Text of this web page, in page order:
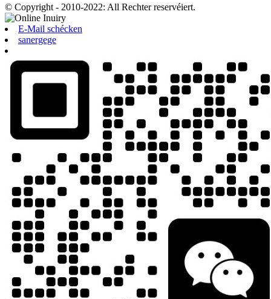
© Copyright - 2010-2022: All Rechter reservéiert.
E-Mail schécken
sanergege